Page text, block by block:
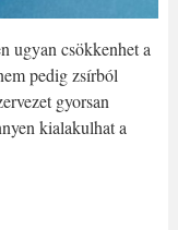
ugyan csökkenhet a
pedig zsírból
gyorsan
kialakulhat a